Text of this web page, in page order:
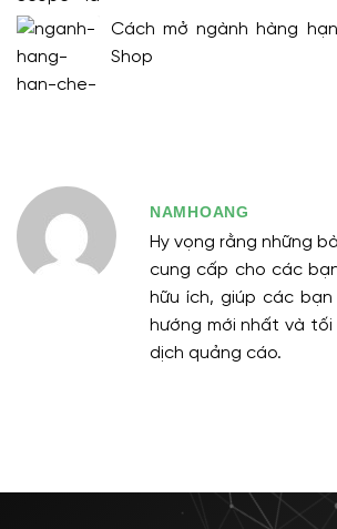
Cách mở ngành hàng
Shop
NAMHOANG
Hy vọng rằng những
cung cấp cho các
hữu ích, giúp các
hướng mới nhất và
dịch quảng cáo.